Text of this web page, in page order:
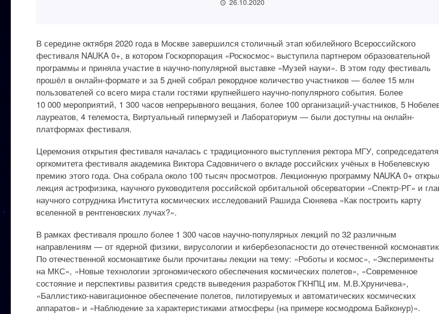
26.10.2020
В середине октября 2020 года в Москве завершился столичный этап юбилейного Всероссийского
фестиваля NAUKA 0+, в котором Госкорпорация «Роскосмос» выступила партнером образовательной
программы и приняла участие в научно-популярной выставке «Музей науки». В этом году фестиваль
прошёл в онлайн-формате и за 5 дней собрал рекордное количество участников — более 15 млн
пользователей со всего мира стали гостями крупнейшего научно-популярного события. Более
10 000 мероприятий, 1 300 часов непрерывного вещания, более 100 организаций-участников, 5
лауреатов, 4 телемоста, Виртуальный гипермузей и Лабораториум — были доступны на онлайн-
платформах фестиваля.
Церемония открытия фестиваля началась с традиционного выступления ректора МГУ, сопредседателя
оргкомитета фестиваля академика Виктора Садовничего о вкладе российских учёных в Нобелевскую
премию этого года. Она собрала около 100 тысяч просмотров. Лекционную программу NAUKA 0+
лекция астрофизика, научного руководителя российской орбитальной обсерватории «Спектр-РГ» и
научного сотрудника Института космических исследований Рашида Сюняева «Как построить карту
вселенной в рентгеновских лучах?».
В рамках фестиваля прошло более 1 300 часов научно-популярных лекций по 32 различным
направлениям — от ядерной физики, вирусологии и кибербезопасности до отечественной
По отечественной космонавтике были прочитаны лекции на тему: «Роботы и космос», «Эксперименты
на МКС», «Новые технологии эргономического обеспечения космических полетов», «Современное
состояние и перспективы развития средств выведения разработок ГКНПЦ им. М.В.Хруничева»,
«Баллистико-навигационное обеспечение полетов, пилотируемых и автоматических космических
аппаратов» и «Наблюдение за характеристиками атмосферы (на примере космодрома Байконур)».